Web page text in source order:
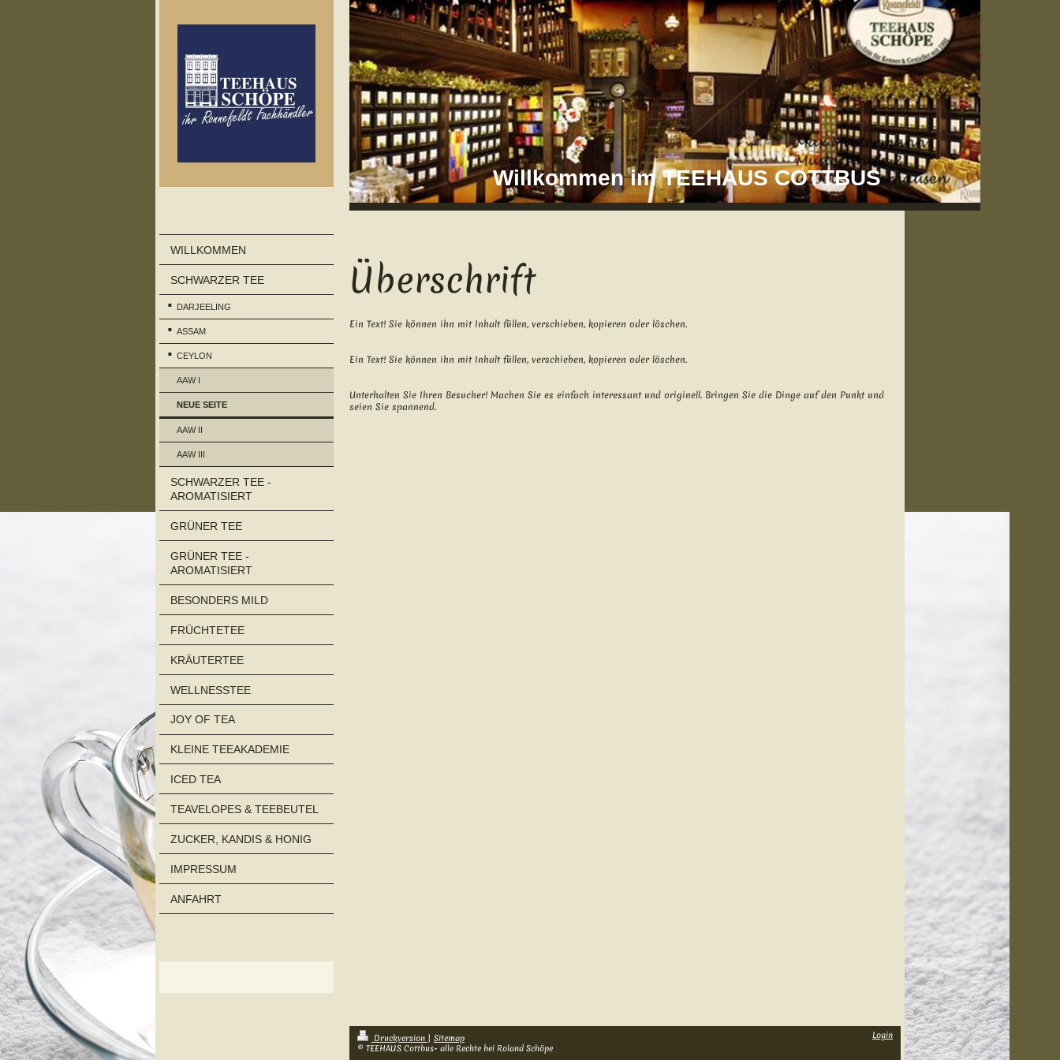
WILLKOMMEN
SCHWARZER TEE
DARJEELING
ASSAM
CEYLON
AAW I
NEUE SEITE
AAW II
AAW III
SCHWARZER TEE -
AROMATISIERT
GRÜNER TEE
GRÜNER TEE -
AROMATISIERT
BESONDERS MILD
FRÜCHTETEE
KRÄUTERTEE
WELLNESSTEE
JOY OF TEA
KLEINE TEEAKADEMIE
ICED TEA
TEAVELOPES & TEEBEUTEL
ZUCKER, KANDIS & HONIG
IMPRESSUM
ANFAHRT
Willkommen im TEEHAUS COTTBUS
Überschrift
Ein Text! Sie können ihn mit Inhalt füllen, verschieben, kopieren oder löschen.
Ein Text! Sie können ihn mit Inhalt füllen, verschieben, kopieren oder löschen.
Unterhalten Sie Ihren Besucher! Machen Sie es einfach interessant und originell. Bringen Sie die Dinge auf den Punkt und
seien Sie spannend.
Druckversion | Sitemap
© TEEHAUS Cottbus- alle Rechte bei Roland Schöpe
Login